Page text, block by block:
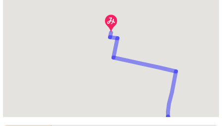
居室
居室はゆとりの空間で、シンプルなが
ら温かみのある家具が配置されていま
す。